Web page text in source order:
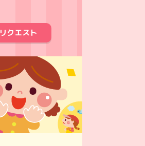
リクエスト